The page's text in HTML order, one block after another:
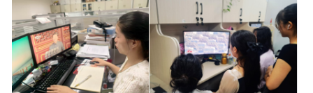
科研概况 学术动态 科研平台 科研办事流程